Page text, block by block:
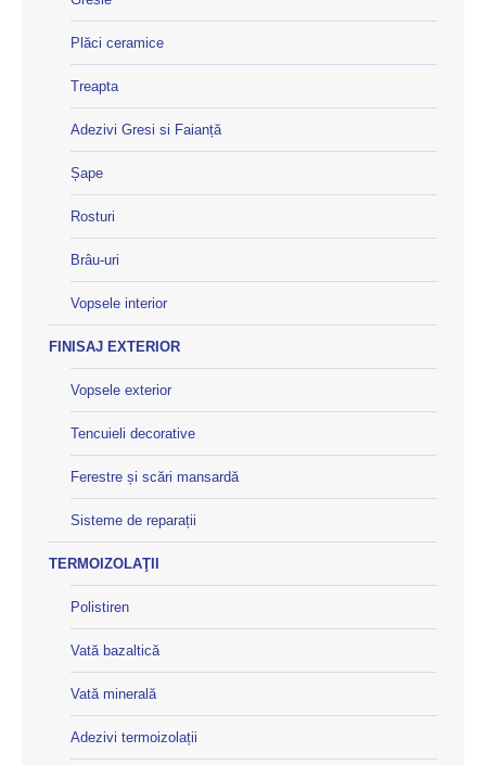
Plăci ceramice
Treapta
Adezivi Gresi si Faianță
Șape
Rosturi
Brâu-uri
Vopsele interior
FINISAJ EXTERIOR
Vopsele exterior
Tencuieli decorative
Ferestre și scări mansardă
Sisteme de reparații
TERMOIZOLAŢII
Polistiren
Vată bazaltică
Vată minerală
Adezivi termoizolații